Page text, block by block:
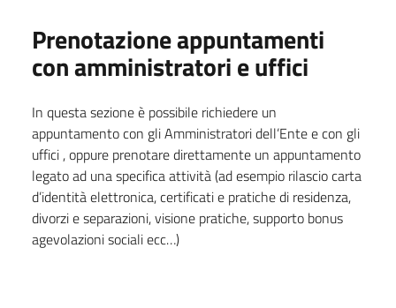
Prenotazione appuntamenti
con amministratori e uffici
In questa sezione è possibile richiedere un
appuntamento con gli Amministratori dell’Ente e con gli
uffici , oppure prenotare direttamente un appuntamento
legato ad una specifica attività (ad esempio rilascio carta
d’identità elettronica, certificati e pratiche di residenza,
divorzi e separazioni, visione pratiche, supporto bonus
agevolazioni sociali ecc…)